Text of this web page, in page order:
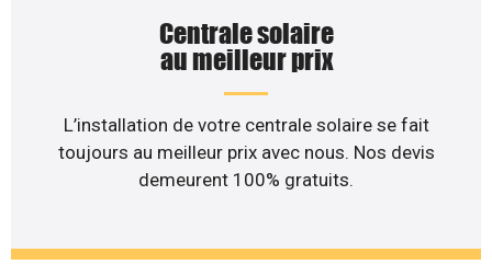
Centrale solaire
au meilleur prix
L’installation de votre centrale solaire se fait
toujours au meilleur prix avec nous. Nos devis
demeurent 100% gratuits.